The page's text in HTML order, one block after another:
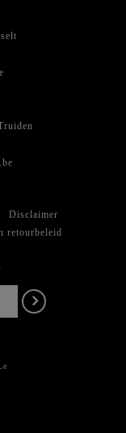
Disclaimer
retourbeleid